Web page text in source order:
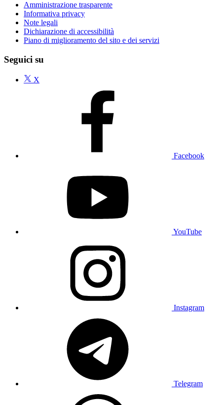
Amministrazione trasparente
Informativa privacy
Note legali
Dichiarazione di accessibilità
Piano di miglioramento del sito e dei servizi
Seguici su
X
Facebook
YouTube
Instagram
Telegram